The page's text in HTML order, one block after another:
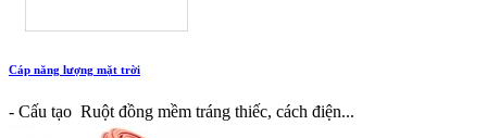
Cáp năng lượng mặt trời
- Cấu tạo Ruột đồng mềm tráng thiếc, cách điện...